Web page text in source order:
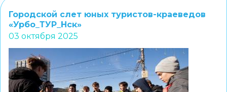
Городской слет юных туристов-краеведов
«Урбо_ТУР_Нск»
03 октября 2025